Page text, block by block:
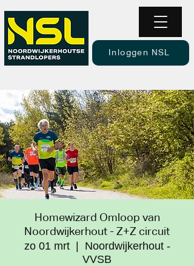
Inloggen NSL
Homewizard Omloop van
Noordwijkerhout - Z+Z circuit
zo 01 mrt
  |
Noordwijkerhout -
VVSB